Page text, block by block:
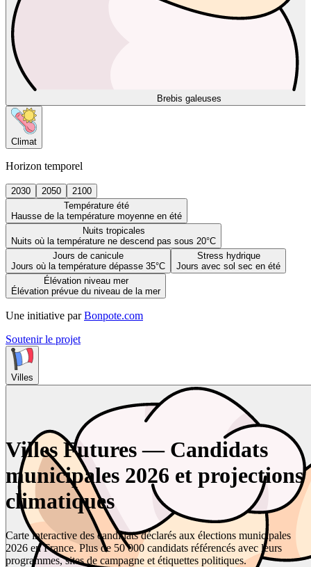
Brebis galeuses
Climat
Horizon temporel
2030 2050
2100
Température été
Hausse de la température moyenne en été
Nuits tropicales
Nuits où la température ne descend pas sous 20°C
Jours de canicule
Jours où la température dépasse 35°C
Stress hydrique
Jours avec sol sec en été
Élévation niveau mer
Élévation prévue du niveau de la mer
Une initiative par Bonpote.com
Soutenir le projet
Villes
Villes Futures — Candidats
municipales 2026 et projections
climatiques
Carte interactive des candidats déclarés aux élections municipales
2026 en France. Plus de 50 000 candidats référencés avec leurs
programmes, sites de campagne et étiquettes politiques.